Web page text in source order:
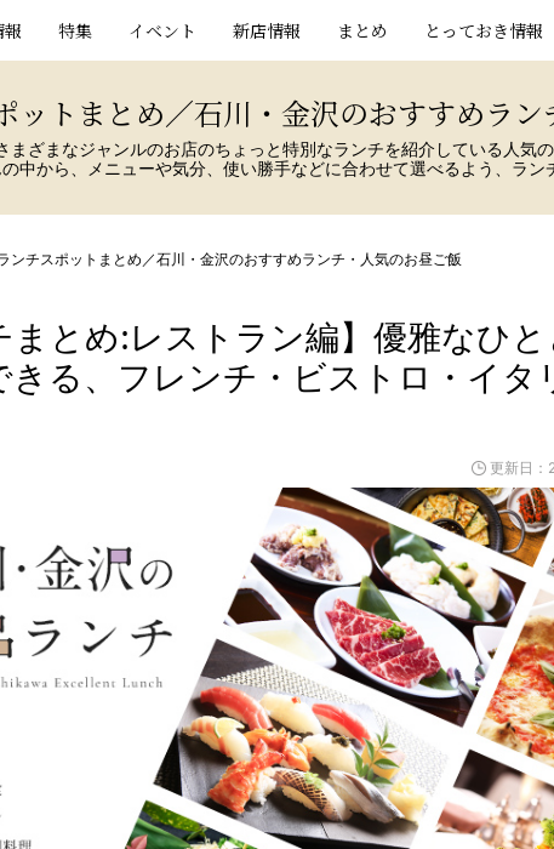
特集 イベント 新店情報 まとめ とっておき情報
ットまとめ／石川・金沢のおすすめラ
まざまなジャンルのお店のちょっと特別なランチを紹介している人気
中から、メニューや気分、使い勝手などに合わせて選べるよう、ラン
ンチスポットまとめ／石川・金沢のおすすめランチ・人気のお昼ご飯
まとめ:レストラン編】優雅なひと
きる、フレンチ・ビストロ・イタ
更新日：